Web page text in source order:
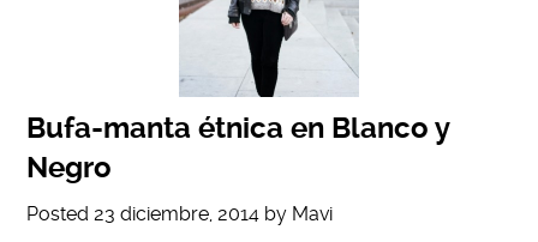
Bufa-manta étnica en Blanco y
Negro
Posted23 diciembre, 2014 by Mavi